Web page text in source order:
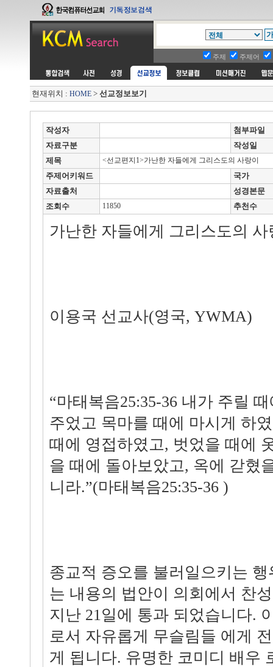
주제 주제어
현재위치 : HOME > 선교정보보기
작성자
첨부파일
자료구분
작성일
제목
<선교편지1>가난한 자들에게 그리스도의 사랑이
주제어키워드
국가
자료출처
성경본문
조회수
11850 추천수
가난한 자들에게 그리스도의 사
이용국 선교사(영국, YWMA)
“마태복음25:35-36 내가 주릴
주었고 목마를 때에 마시게 하
때에 영접하였고, 벗었을 때에
을 때에 돌아보았고, 옥에 갇혔
니라.”(마태복음25:35-36 )
종교적 증오를 불러일으키는
는 내용의 법안이 의회에서 찬
지난 21일에 통과 되었습니다.
로서 자유롭게 무슬림들 에게
게 됩니다. 유명한 코미디 배우